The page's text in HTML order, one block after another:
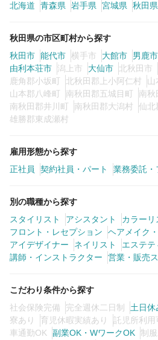
北海道
青森県 岩手県 宮城県 秋田県
秋田県の市区町村から探す
秋田市 能代市 横手市 大館市 男鹿市
由利本荘市 潟上市 大仙市 北秋田市
鹿角郡小坂町
北秋田郡上小阿仁村 山
山本郡八峰町
南秋田郡五城目町
南秋
南秋田郡井川町
南秋田郡大潟村 仙北
雄勝郡東成瀬村
雇用形態から探す
正社員
契約社員・パート 業務委託・
別の職種から探す
スタイリスト
アシスタント
カラーリ
フロント・レセプション
ヘアメイク
アイデザイナー
ネイリスト
エステテ
講師・インストラクター
営業・販売
こだわり条件から探す
社会保険完備
完全週休二日制 土日休
寮あり
育児休暇実績あり 託児所利用
車通勤OK
副業OK・WワークOK 制服